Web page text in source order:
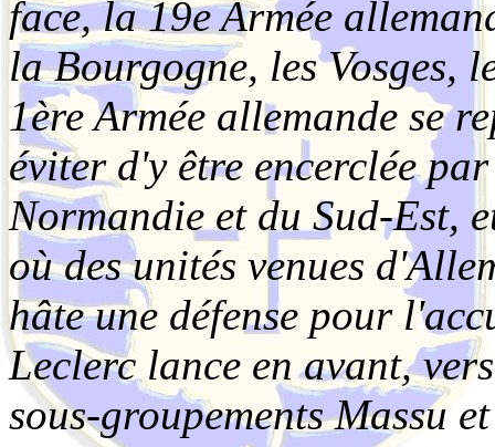
face, la 19e Armée
la Bourgogne, les Vosges,
1ère Armée allemande se
éviter d'y être encerclée
Normandie et du Sud-Est,
où des unités venues
hâte une défense pour
Leclerc lance en avant,
sous-groupements Massu